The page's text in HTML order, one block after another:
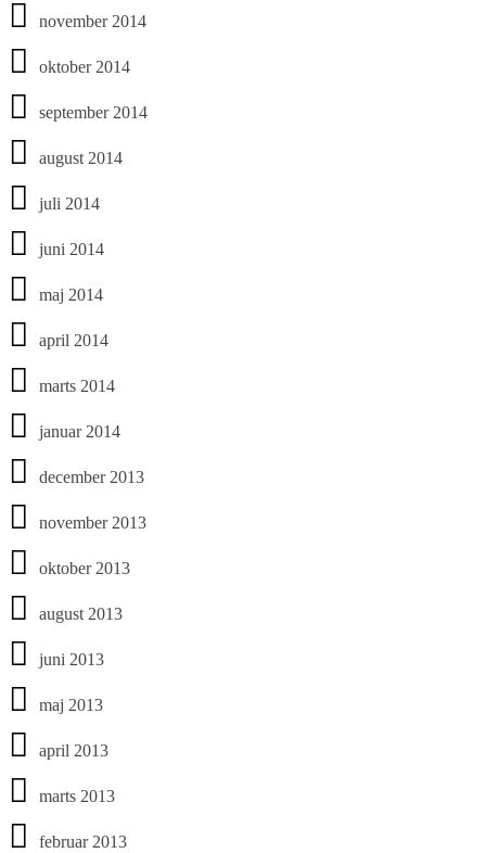
november 2014
oktober 2014
september 2014
august 2014
juli 2014
juni 2014
maj 2014
april 2014
marts 2014
januar 2014
december 2013
november 2013
oktober 2013
august 2013
juni 2013
maj 2013
april 2013
marts 2013
februar 2013